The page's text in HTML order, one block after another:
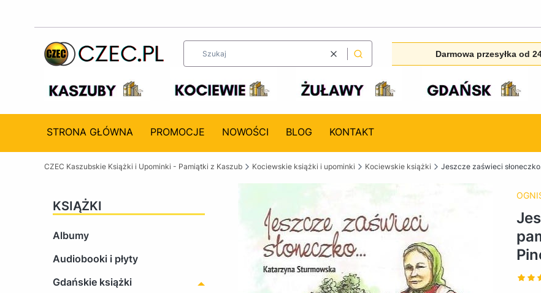
WyczyśćSzukaj Darmowa przesyłka od
STRONA GŁÓWNA PROMOCJE NOWOŚCI BLOG KONTAKT
CZEC Kaszubskie Książki i Upominki - Pamiątki z Kaszub Kociewskie książki i upominki Kociewskie książki Jeszcze zaświeci
KSIĄŻKI
Albumy
Audiobooki i płyty
Gdańskie książki